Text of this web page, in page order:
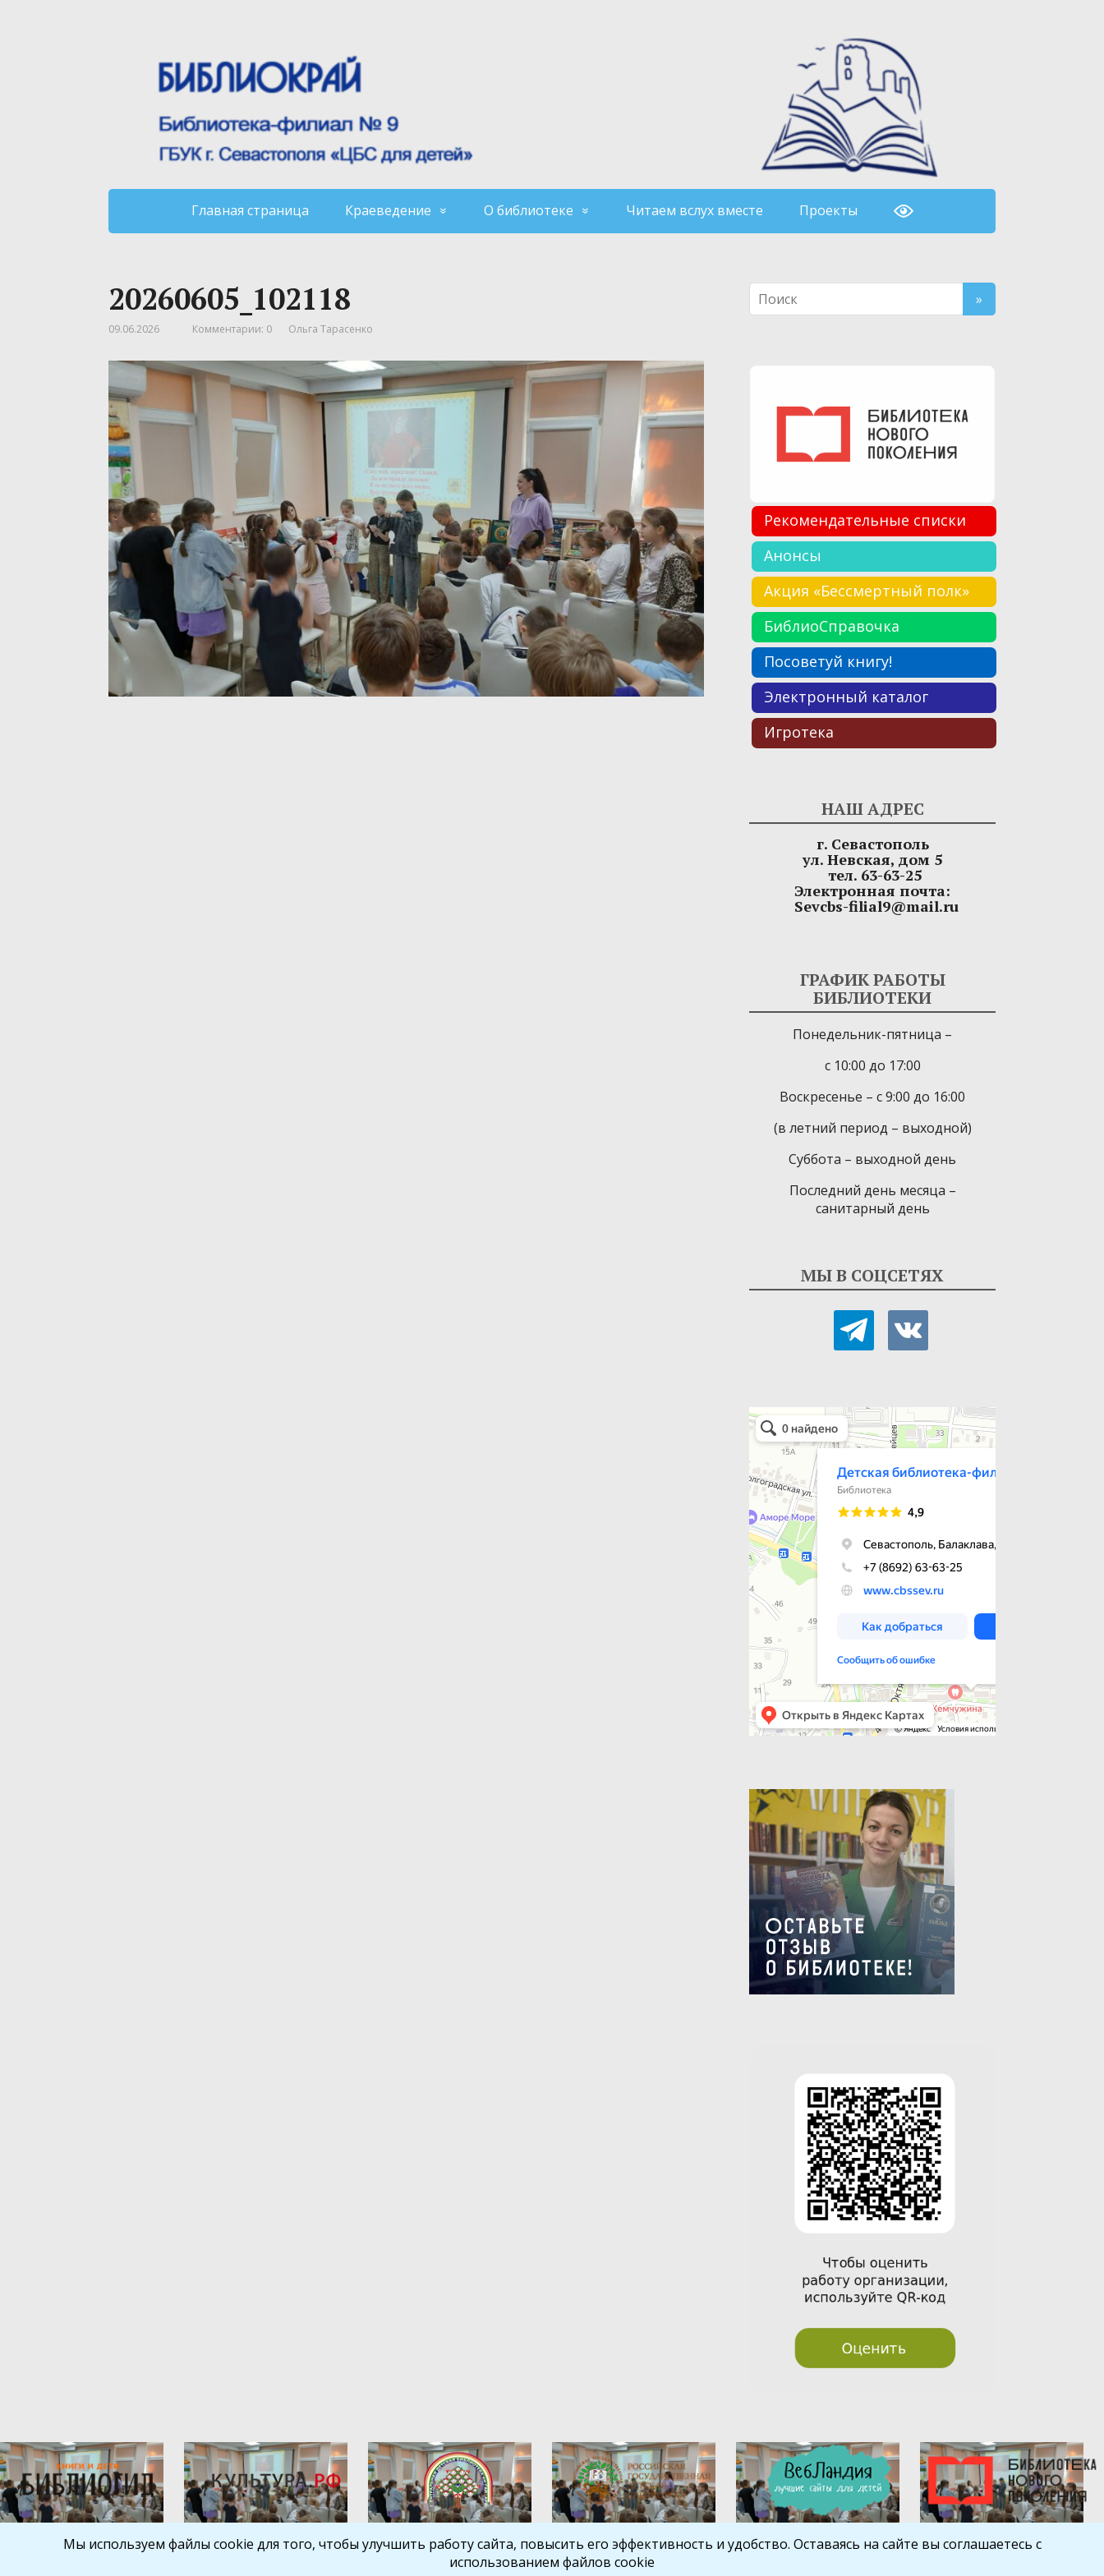
Главная страница Краеведение О библиотеке Читаем вслух вместе Проекты
20260605_102118
09.06.2026 Комментарии: 0 Ольга Тарасенко
Рекомендательные списки
Анонсы
Акция «Бессмертный полк»
БиблиоСправочка
Посоветуй книгу!
Электронный каталог
Игротека
НАШ АДРЕС
г. Севастополь
ул. Невская, дом 5
тел. 63-63-25
Электронная почта:
Sevcbs-filial9@mail.ru
ГРАФИК РАБОТЫ
БИБЛИОТЕКИ
Понедельник-пятница –
с 10:00 до 17:00
Воскресенье – с 9:00 до 16:00
(в летний период – выходной)
Суббота – выходной день
Последний день месяца –
санитарный день
МЫ В СОЦСЕТЯХ
telegram vkontakte
Детская библиотека-филиал № 9
Библиотека в Севастополе
Библиокрай
Мы используем файлы cookie для того, чтобы улучшить работу сайта, повысить его эффективность и удобство. Оставаясь на сайте вы соглашаетесь с
использованием файлов cookie